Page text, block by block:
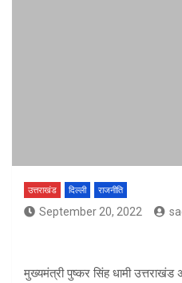
उत्तराखंड दिल्ली राजनीति
September 20, 2022
मुख्यमंत्री पुष्कर सिंह धामी